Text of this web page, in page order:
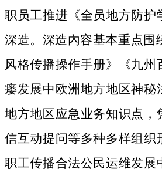
职员工推进《全员地方防护
深造。深造內容基本重点围
风格传播操作手册》《九州
瘘发展中欧洲地方地区神秘
地方地区应急业务知识点，
信互动提问等多种多样组织
职工传播合法公民运维发展